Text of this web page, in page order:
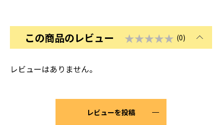
この商品のレビュー ★★★★★ (0)
レビューはありません。
レビューを投稿